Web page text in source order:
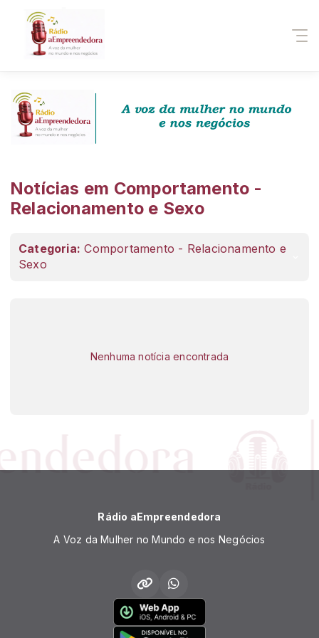
Notícias em Comportamento -
Relacionamento e Sexo
Categoria: Comportamento - Relacionamento e
Sexo
Nenhuma notícia encontrada
Rádio aEmpreendedora
A Voz da Mulher no Mundo e nos Negócios